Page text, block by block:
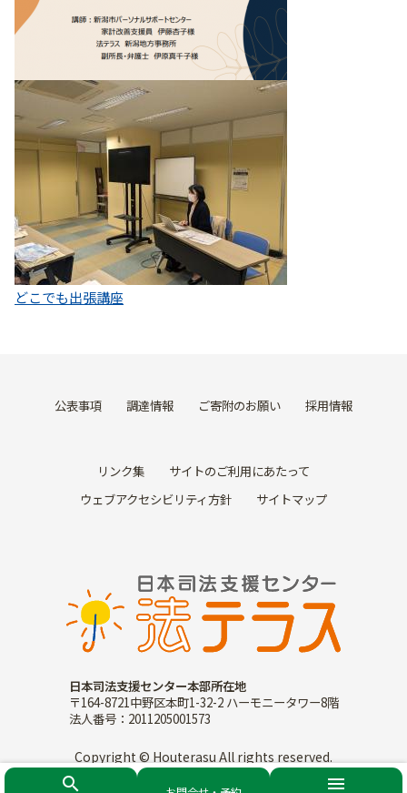
search menu
どこでも出張講座
公表事項 調達情報 ご寄附のお願い 採用情報
リンク集
サイトのご利用にあたって
ウェブアクセシビリティ方針
サイトマップ
日本司法支援センター本部所在地
〒164-8721中野区本町1-32-2 ハーモニータワー8階
法人番号：2011205001573
Copyright © Houterasu All rights reserved.